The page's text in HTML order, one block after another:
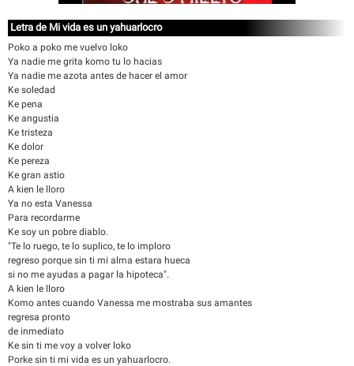
Letra de Mi vida es un yahuarlocro
Poko a poko me vuelvo loko
Ya nadie me grita komo tu lo hacias
Ya nadie me azota antes de hacer el amor
Ke soledad
Ke pena
Ke angustia
Ke tristeza
Ke dolor
Ke pereza
Ke gran astio
A kien le lloro
Ya no esta Vanessa
Para recordarme
Ke soy un pobre diablo.
"Te lo ruego, te lo suplico, te lo imploro
regreso porque sin ti mi alma estara hueca
si no me ayudas a pagar la hipoteca".
A kien le lloro
Komo antes cuando Vanessa me mostraba sus amantes
regresa pronto
de inmediato
Ke sin ti me voy a volver loko
Porke sin ti mi vida es un yahuarlocro.